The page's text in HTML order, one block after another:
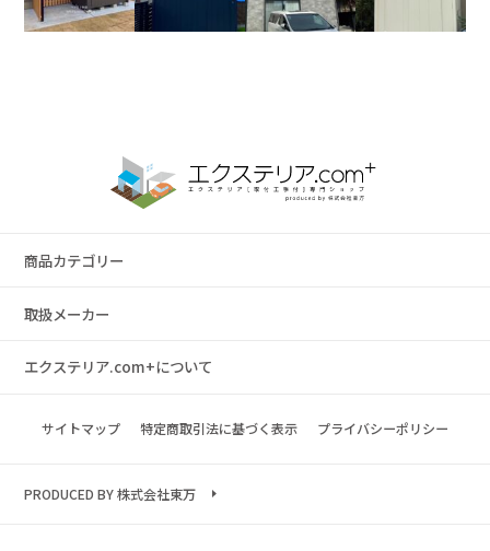
商品カテゴリー
取扱メーカー
エクステリア.com+について
サイトマップ 特定商取引法に基づく表示 プライバシーポリシー
PRODUCED BY 株式会社東万